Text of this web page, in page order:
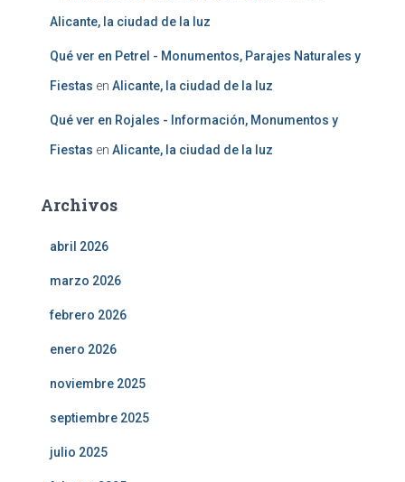
Alicante, la ciudad de la luz
Qué ver en Petrel - Monumentos, Parajes Naturales y
Fiestas en Alicante, la ciudad de la luz
Qué ver en Rojales - Información, Monumentos y
Fiestas en Alicante, la ciudad de la luz
Archivos
abril 2026
marzo 2026
febrero 2026
enero 2026
noviembre 2025
septiembre 2025
julio 2025